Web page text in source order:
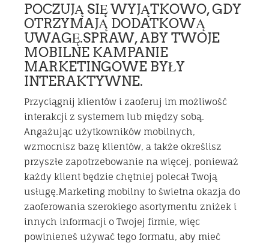
POCZUJĄ SIĘ WYJĄTKOWO, GDY
OTRZYMAJĄ DODATKOWĄ
UWAGĘ.SPRAW, ABY TWOJE
MOBILNE KAMPANIE
MARKETINGOWE BYŁY
INTERAKTYWNE.
Przyciągnij klientów i zaoferuj im możliwość
interakcji z systemem lub między sobą.
Angażując użytkowników mobilnych,
wzmocnisz bazę klientów, a także określisz
przyszłe zapotrzebowanie na więcej, ponieważ
każdy klient będzie chętniej polecał Twoją
usługę.Marketing mobilny to świetna okazja do
zaoferowania szerokiego asortymentu zniżek i
innych informacji o Twojej firmie, więc
powinieneś używać tego formatu, aby mieć